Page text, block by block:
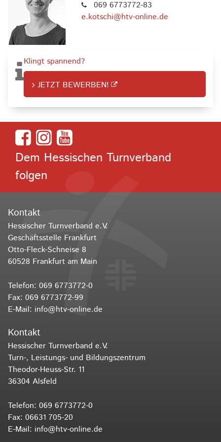
069 6773772-83
e.kotschi@htv-online.de
Klingt spannend?
JETZT BEWERBEN!
Dem Hessischen Turnverband
folgen
Kontakt
Hessischer Turnverband e.V.
Geschäftsstelle Frankfurt
Otto-Fleck-Schneise 8
60528 Frankfurt am Main
Telefon: 069 6773772-0
Fax: 069 6773772-99
E-Mail: info@htv-online.de
Kontakt
Hessischer Turnverband e.V.
Turn-, Leistungs- und Bildungszentrum
Theodor-Heuss-Str. 11
36304 Alsfeld
Telefon: 069 6773772-0
Fax: 06631 705-20
E-Mail: info@htv-online.de